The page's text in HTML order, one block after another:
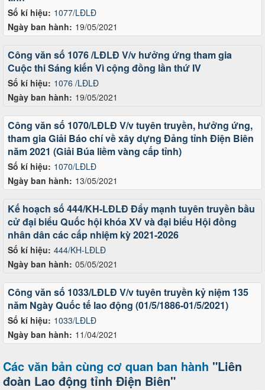
Số kí hiệu: 1077/LĐLĐ
Ngày ban hành: 19/05/2021
Số kí hiệu: 1076 /LĐLĐ
Ngày ban hành: 19/05/2021
Công văn số 1076 /LĐLĐ V/v hưởng ứng tham gia
Cuộc thi Sáng kiến Vì cộng đồng lần thứ IV
Số kí hiệu: 1070/LĐLĐ
Ngày ban hành: 13/05/2021
Công văn số 1070/LĐLĐ V/v tuyên truyền, hưởng ứng,
tham gia Giải Báo chí về xây dựng Đảng tỉnh Điện Biên
năm 2021 (Giải Búa liềm vàng cấp tỉnh)
Số kí hiệu: 444/KH-LĐLĐ
Ngày ban hành: 05/05/2021
Kế hoạch số 444/KH-LĐLĐ Đẩy mạnh tuyên truyền bầu
cử đại biểu Quốc hội khóa XV và đại biểu Hội đồng
nhân dân các cấp nhiệm kỳ 2021-2026
Số kí hiệu: 1033/LĐLĐ
Ngày ban hành: 11/04/2021
Công văn số 1033/LĐLĐ V/v tuyên truyền kỷ niệm 135
năm Ngày Quốc tế lao động (01/5/1886-01/5/2021)
Các văn bản cùng cơ quan ban hành "Liên
đoàn Lao động tỉnh Điện Biên"